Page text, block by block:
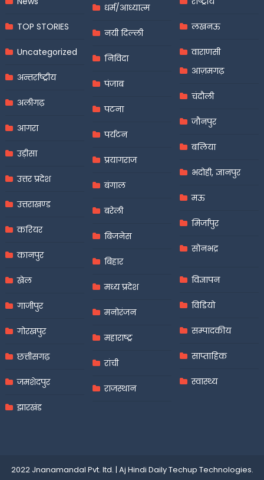
TOP STORIES
Uncategorized
अन्तर्राष्ट्रीय
अलीगढ़
आगरा
उड़ीसा
उत्तर प्रदेश
उत्तराखण्ड
करियर
कानपुर
खेल
गाजीपुर
गोरखपुर
छत्तीसगढ़
जमशेदपुर
झारखंड
धर्म/आध्यात्म
नयी दिल्ली
निविदा
पंजाब
पटना
पर्यटन
प्रयागराज
बंगाल
बरेली
बिजनेस
बिहार
मध्य प्रदेश
मनोरंजन
महाराष्ट्र
रांची
राजस्थान
लखनऊ
वाराणसी
आज़मगढ़
चंदौली
जौनपुर
बलिया
भदोही, ज्ञानपुर
मऊ
मिर्जापुर
सोनभद्र
विज्ञापन
विडियो
सम्पादकीय
साप्ताहिक
स्वास्थ्य
2022 Jnanamandal Pvt. ltd. | Aj Hindi DailyTechup Technologies.